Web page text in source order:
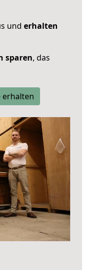
und erhalten
sparen, das
erhalten